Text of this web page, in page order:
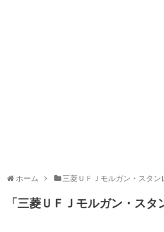
ホーム 三菱ＵＦＪモルガン・スタン
「 三菱ＵＦＪモルガン・スタ